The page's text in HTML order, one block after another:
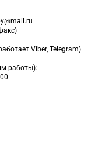
Viber, Telegram)
работы):